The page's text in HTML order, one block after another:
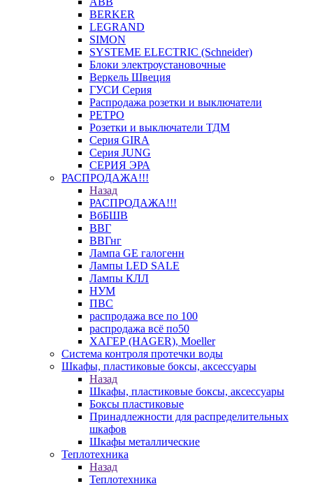
BERKER
LEGRAND
SIMON
SYSTEME ELECTRIC (Schneider)
Блоки электроустановочные
Веркель Швеция
ГУСИ Серия
Распродажа розетки и выключатели
РЕТРО
Розетки и выключатели ТДМ
Серия GIRA
Серия JUNG
СЕРИЯ ЭРА
РАСПРОДАЖА!!!
Назад
РАСПРОДАЖА!!!
ВбБШВ
ВВГ
ВВГнг
Лампа GE галогенн
Лампы LED SALE
Лампы КЛЛ
НУМ
ПВС
распродажа все по 100
распродажа всё по50
ХАГЕР (HAGER), Moeller
Система контроля протечки воды
Шкафы, пластиковые боксы, аксессуары
Назад
Шкафы, пластиковые боксы, аксессуары
Боксы пластиковые
Принадлежности для распределительных
шкафов
Шкафы металлические
Теплотехника
Назад
Теплотехника